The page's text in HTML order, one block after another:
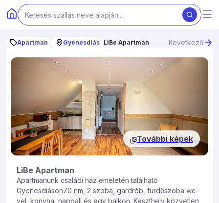
Apartman Gyenesdiás LiBe Apartman Következő
További képek
LiBe Apartman
Apartmanunk családi ház emeletén található
Gyenesdiáson70 nm, 2 szoba, gardrób, fürdőszoba wc-
vel, konyha, nappali és egy balkon. Keszthely közvetlen